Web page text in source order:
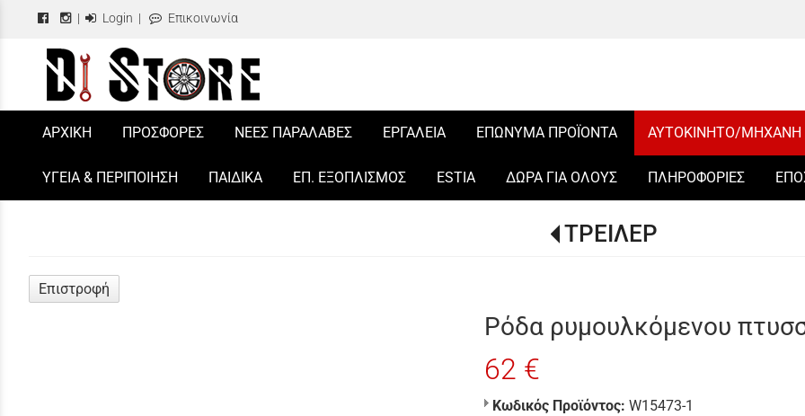
| Login | Επικοινωνία
/
ΑΡΧΙΚΗ ΠΡΟΣΦΟΡΕΣ ΝΕΕΣ ΠΑΡΑΛΑΒΕΣ ΕΡΓΑΛΕΙΑ ΕΠΩΝΥΜΑ ΠΡΟΪΟΝΤΑ ΑΥΤΟΚΙΝΗΤΟ/ΜΗΧΑΝΗ
ΥΓΕΙΑ & ΠΕΡΙΠΟΙΗΣΗ ΠΑΙΔΙΚΑ ΕΠ. ΕΞΟΠΛΙΣΜΟΣ ESTIA ΔΩΡΑ ΓΙΑ ΟΛΟΥΣ ΠΛΗΡΟΦΟΡΙΕΣ
ΤΡΕΙΛΕΡ
Επιστροφή
Ρόδα ρυμουλκόμενου
62 €
Κωδικός Προϊόντος: W15473-1